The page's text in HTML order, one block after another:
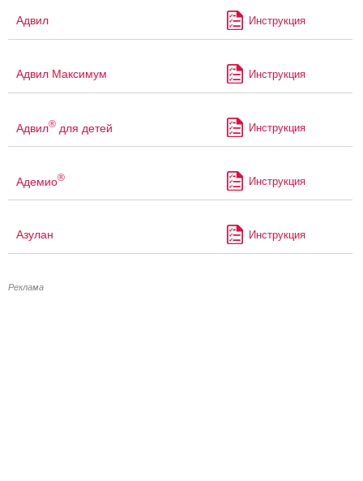
Адвил Инструкция
Адвил Максимум Инструкция
Адвил® для детей Инструкция
Адемио® Инструкция
Азулан Инструкция
Реклама